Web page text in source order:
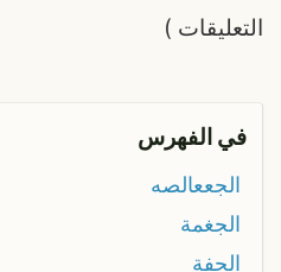
التعليقات )
في الفهرس
الجععالصه
الجغمة
الجفة